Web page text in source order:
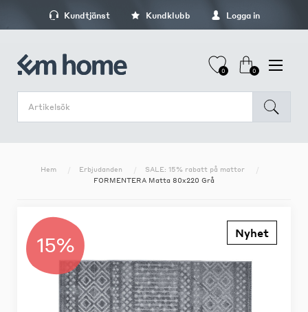
Kundtjänst Kundklubb Logga in
0 0
Hem Erbjudanden
SALE: 15% rabatt på mattor
FORMENTERA Matta 80x220 Grå
15% Nyhet